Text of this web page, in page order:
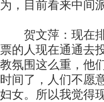
为，目前看来中间
贺文萍：现在排
票的人现在通通去
教氛围这么重，他
时间了，人们不愿
妇女。所以我觉得